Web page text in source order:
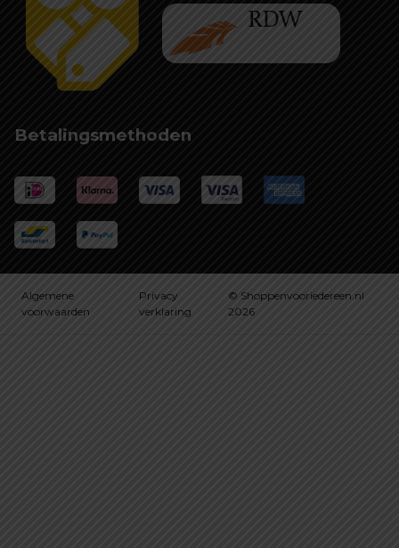
Betalingsmethoden
Algemene
voorwaarden
Privacy
verklaring
© Shoppenvooriedereen.nl
2026